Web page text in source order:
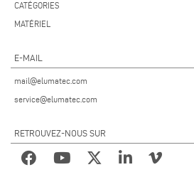
CATÉGORIES
MATÉRIEL
E-MAIL
mail@elumatec.com
service@elumatec.com
RETROUVEZ-NOUS SUR